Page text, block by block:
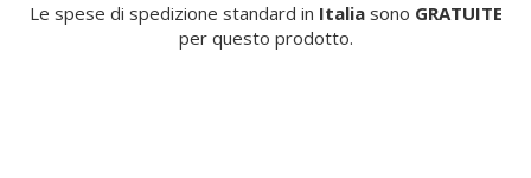
Le spese di spedizione standard in Italiasono GRATUITE
per questo prodotto.